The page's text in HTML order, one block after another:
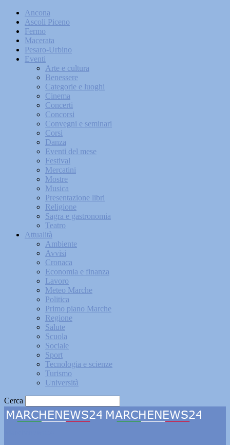
Ancona
Ascoli Piceno
Fermo
Macerata
Pesaro-Urbino
Eventi
Arte e cultura
Benessere
Categorie e luoghi
Cinema
Concerti
Concorsi
Convegni e seminari
Corsi
Danza
Eventi del mese
Festival
Mercatini
Mostre
Musica
Presentazione libri
Religione
Sagra e gastronomia
Teatro
Attualità
Ambiente
Avvisi
Cronaca
Economia e finanza
Lavoro
Meteo Marche
Politica
Primo piano Marche
Regione
Salute
Scuola
Sociale
Sport
Tecnologia e scienze
Turismo
Università
Cerca